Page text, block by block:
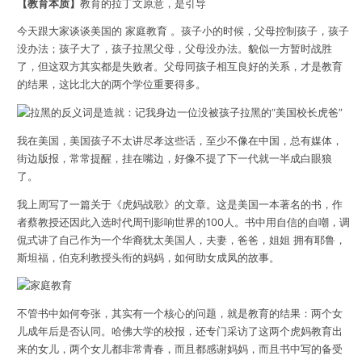
【教育本质】 教育的拉丁文原意，是引导
今天跟大家谈谈美国的 家庭教育 。孩子小的时候，父母控制孩子，孩子
没办法；孩子大了，孩子拉黑父母，父母没办法。貌似一方暂时战胜
了，但这双方其实都是失败者。父母同孩子相互良好的关系，才是教育
的结果，这比北大的两个学位重要得多。
我在美国，美国孩子不太讲尽孝这些话，至少不像在中国，总有媒体，
街边版报，常常提醒，挂在嘴边，好像不提了下一代就一半成白眼狼
了。
我上周写了一篇关于《虎妈战歌》的文章。这是美国一本著名的书，作
者蔡教授还因此入选时代周刊影响世界的100人。书中用自信的自嘲，调
侃式讲了自己作为一个华裔犹太美国人，夫妻，爸爸，姐姐 拥有耶鲁，
斯坦福，伯克利教授头衔的妈妈，如何助女成凤的故事。
不管书中如何夸张，其实有一个核心的问题，就是教育的结果：两个女
儿成年后是否认同。哈佛大学的校报，还专门采访了这两个虎妈教育出
来的女儿，两个女儿都非常青春，而且都感谢妈妈，而且书中写的备受